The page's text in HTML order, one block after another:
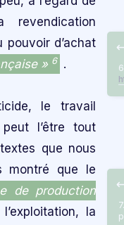
pouvoir d’achat
» 6 .
le travail
l’être tout
que nous
montré que le
de production
la